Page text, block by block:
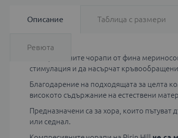
Описание
Компресивните чорапи от фина
стимулация и да насърчат
Благодарение на подходящата за целта
високото съдържание на естествени
Предназначени са за хора, които
или седнал.
Таблица с размери
Ревюта